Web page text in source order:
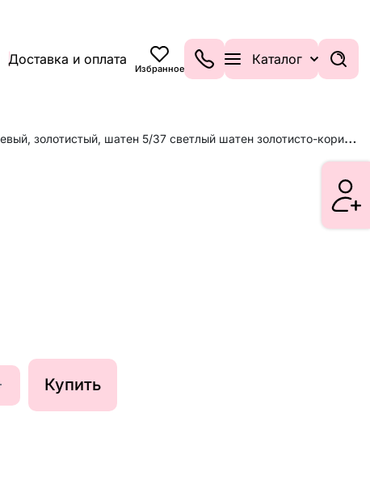
Доставка и оплата
Избранное
Каталог
П
ерманентная крем-краска для волос OLLIN N-joy 100 мл коричневый, золотистый, шатен 5/37 светлый шатен золотисто-коричневый
Купить